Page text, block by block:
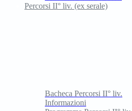
Percorsi II° liv. (ex serale)
Bacheca Percorsi II° liv.
Informazioni